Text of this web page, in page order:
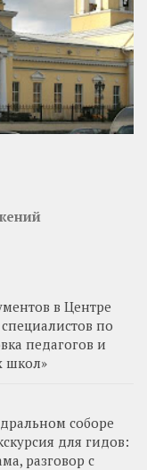
в Центре
по
педагогов и
школ»
соборе
для гидов:
разговор с